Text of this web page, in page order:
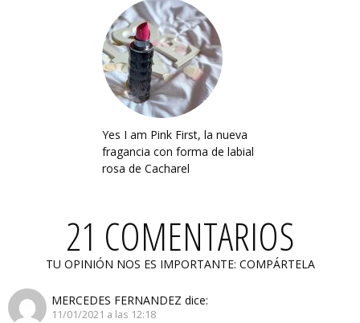
Yes I am Pink First, la nueva
fragancia con forma de labial
rosa de Cacharel
21 COMENTARIOS
TU OPINIÓN NOS ES IMPORTANTE: COMPÁRTELA
MERCEDES FERNANDEZ dice:
11/01/2021 a las 12:18